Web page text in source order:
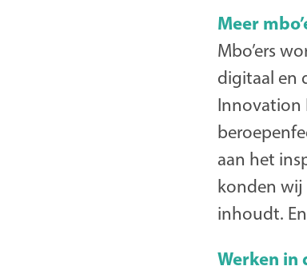
Meer
Mbo’ers
digitaal en
Innovation
aan het
konden wij
inhoudt.
Werken in